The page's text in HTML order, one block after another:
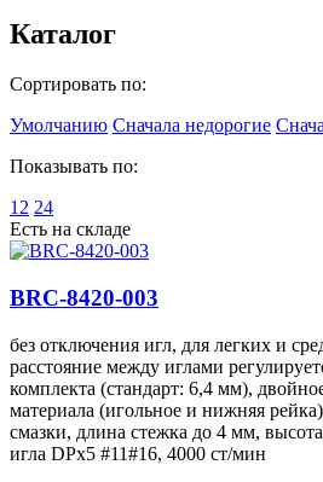
Каталог
Сортировать по:
Умолчанию Сначала недорогие
Показывать по:
12 24
Есть на складе
BRC-8420-003
без отключения игл, для легких и
расстояние между иглами
комплекта (стандарт: 6,4 мм),
материала (игольное и нижняя
смазки, длина стежка до 4 мм,
игла DPx5 #11#16, 4000 ст/мин